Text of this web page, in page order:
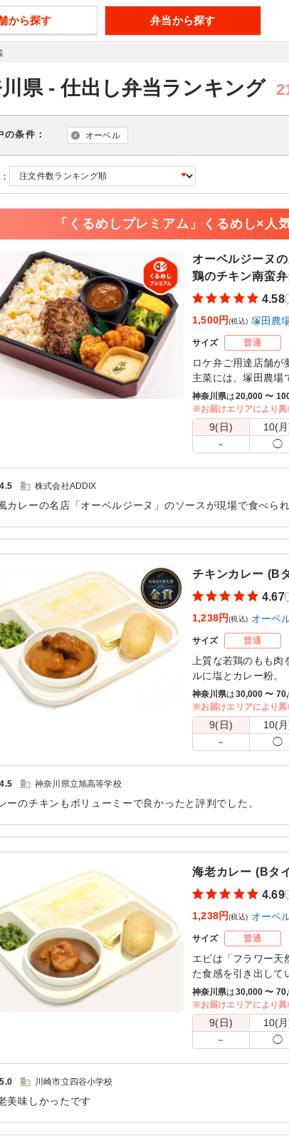
から探す 弁当から探す
県 - 仕出し弁当ランキング
の条件： オーベル
「くるめしプレミアム」くるめし×人
オーベルジーヌ
鶏のチキン南蛮弁
4.58
1,500円(税込) 塚田農
サイズ 普通
ロケ弁ご用達店舗が
主菜には、塚田農場
牛と宮崎県産のブラ
に盛り合わせました
オーベルジーヌの特
りと深いコクが最大
ご飯とはもちろん、
タルタルソースと絡
神奈川県は20,000 〜
※お届けエリアにより異
9(日) 10(
－ ◯
4.5 株式会社ADDIX
カレーの名店「オーベルジーヌ」のソースが現場で食べら
」です。午後の撮影に向けてエネルギーをフルチャージし
イベント運営›イベントスタッフ
チキンカレー (B
4.67
1,238円(税込) オーベ
サイズ 普通
上質な若鶏のもも
ルに塩とカレー粉。
コクのある欧風カレ
リピーターさんも多
※喫食までにバター
きるご用意をお願い
※オプションにて店
また、画像サンプル
粧箱)」をご参照く
神奈川県は30,000 〜
※お届けエリアにより異
9(日) 10(
－ ◯
4.5 神奈川県立旭高等学校
ーのチキンもボリューミーで良かったと評判でした。
用シーン：学校行事
海老カレー (Bタ
4.69
1,238円(税込) オーベ
サイズ 普通
エビは「フラワー天
た食感を引き出して
多めのオリーブオイ
でもエビの美味しさ
※喫食までにバター
きるご用意をお願い
※オプションにて店
また、画像サンプ
粧箱)」をご参照く
神奈川県は30,000 〜
※お届けエリアにより異
9(日) 10(
－ ◯
5.0 川崎市立四谷小学校
美味しかったです
用シーン：懇親会›送別会